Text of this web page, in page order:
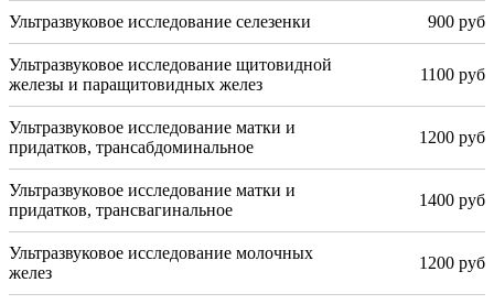
Ультразвуковое исследование селезенки 900 руб
Ультразвуковое исследование щитовидной
железы и паращитовидных желез
1100 руб
Ультразвуковое исследование матки и
придатков, трансабдоминальное
1200 руб
Ультразвуковое исследование матки и
придатков, трансвагинальное
1400 руб
Ультразвуковое исследование молочных
желез
1200 руб